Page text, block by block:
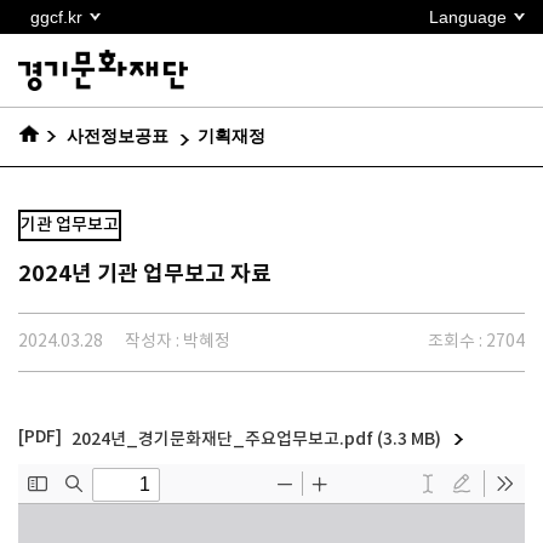
바로가기
ggcf.kr Language
사전정보공표 기획재정
기관 업무보고
2024년 기관 업무보고 자료
2024.03.28 작성자 : 박혜정 조회수 : 2704
2024년_경기문화재단_주요업무보고.pdf (3.3 MB)